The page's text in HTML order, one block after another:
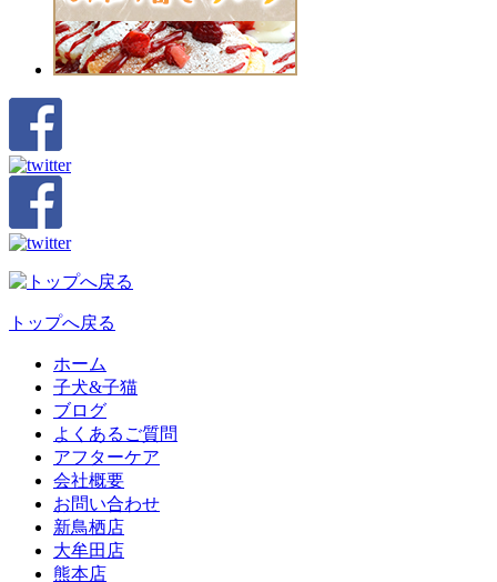
トップへ戻る
ホーム
子犬&子猫
ブログ
よくあるご質問
アフターケア
会社概要
お問い合わせ
新鳥栖店
大牟田店
熊本店